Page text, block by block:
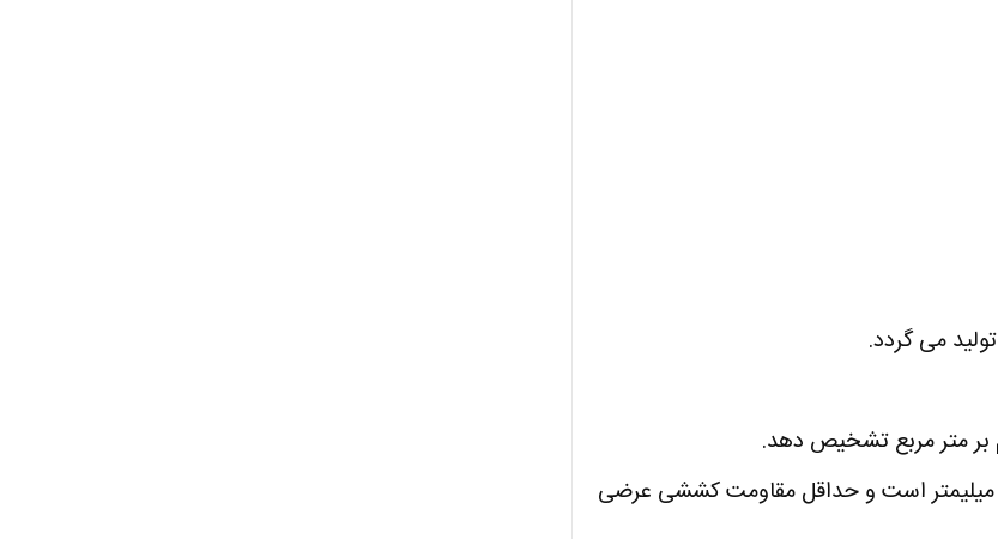
میلیمتر است و حداقل مقاومت کششی عرضی